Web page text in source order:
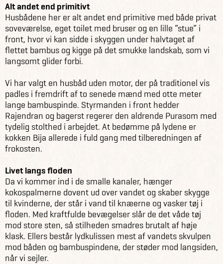
Alt andet end primitivt
Husbådene her er alt andet end primitive med både privat
soveværelse, eget toilet med bruser og en lille ”stue” i
front, hvor vi kan sidde i skyggen under halvtaget af
flettet bambus og kigge på det smukke landskab, som vi
langsomt glider forbi.
Vi har valgt en husbåd uden motor, der på traditionel vis
padles i fremdrift af to senede mænd med otte meter
lange bambuspinde. Styrmanden i front hedder
Rajendran og bagerst regerer den aldrende Purasom med
tydelig stolthed i arbejdet. At bedømme på lydene er
kokken Bija allerede i fuld gang med tilberedningen af
frokosten.
Livet langs floden
Da vi kommer ind i de smalle kanaler, hænger
kokospalmerne dovent ud over vandet og skaber skygge
til kvinderne, der står i vand til knæerne og vasker tøj i
floden. Med kraftfulde bevægelser slår de det våde tøj
mod store sten, så stilheden smadres brutalt af høje
klask. Ellers består lydkulissen mest af vandets skvulpen
mod båden og bambuspindene, der støder mod langsiden,
når vi sejler.